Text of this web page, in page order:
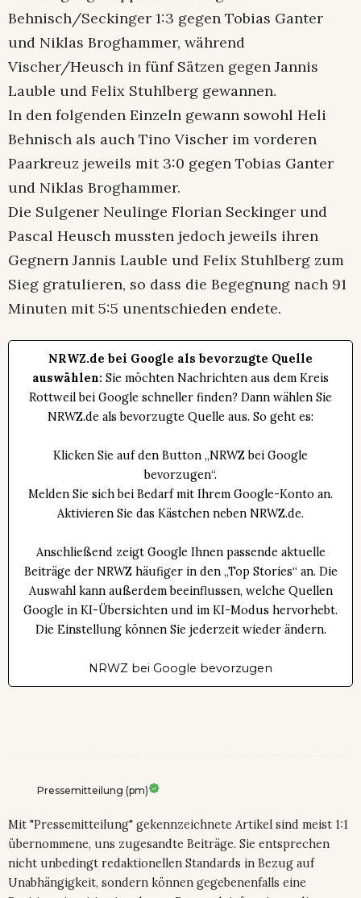
Behnisch/Seckinger 1:3 gegen Tobias Ganter
und Niklas Broghammer, während
Vischer/Heusch in fünf Sätzen gegen Jannis
Lauble und Felix Stuhlberg gewannen.
In den folgenden Einzeln gewann sowohl Heli
Behnisch als auch Tino Vischer im vorderen
Paarkreuz jeweils mit 3:0 gegen Tobias Ganter
und Niklas Broghammer.
Die Sulgener Neulinge Florian Seckinger und
Pascal Heusch mussten jedoch jeweils ihren
Gegnern Jannis Lauble und Felix Stuhlberg zum
Sieg gratulieren, so dass die Begegnung nach 91
Minuten mit 5:5 unentschieden endete.
NRWZ.de bei Google als bevorzugte Quelle
auswählen: Sie möchten Nachrichten aus dem Kreis
Rottweil bei Google schneller finden? Dann wählen Sie
NRWZ.de als bevorzugte Quelle aus. So geht es:
Klicken Sie auf den Button „NRWZ bei Google
bevorzugen“.
Melden Sie sich bei Bedarf mit Ihrem Google-Konto an.
Aktivieren Sie das Kästchen neben NRWZ.de.
Anschließend zeigt Google Ihnen passende aktuelle
Beiträge der NRWZ häufiger in den „Top Stories“ an. Die
Auswahl kann außerdem beeinflussen, welche Quellen
Google in KI-Übersichten und im KI-Modus hervorhebt.
Die Einstellung können Sie jederzeit wieder ändern.
NRWZ bei Google bevorzugen
Pressemitteilung (pm)
Mit "Pressemitteilung" gekennzeichnete Artikel sind meist 1:1
übernommene, uns zugesandte Beiträge. Sie entsprechen
nicht unbedingt redaktionellen Standards in Bezug auf
Unabhängigkeit, sondern können gegebenenfalls eine